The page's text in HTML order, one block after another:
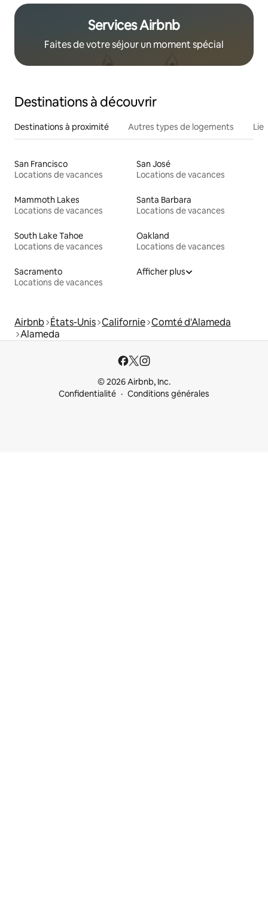
Services Airbnb
Faites de votre séjour un moment spécial
Destinations à découvrir
Destinations à proximité Autres types de logements
San Francisco
Locations de vacances
San José
Locations de vacances
Mammoth Lakes
Locations de vacances
Santa Barbara
Locations de vacances
South Lake Tahoe
Locations de vacances
Oakland
Locations de vacances
Sacramento
Locations de vacances
Afficher plus
Airbnb États-Unis Californie Comté d'Alameda
Alameda
© 2026 Airbnb, Inc.
Confidentialité
Conditions générales